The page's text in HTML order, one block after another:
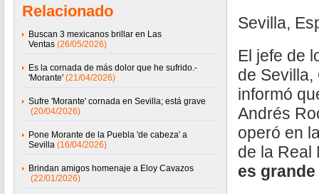
Relacionado
Buscan 3 mexicanos brillar en Las
Ventas (26/05/2026)
Es la cornada de más dolor que he sufrido.-
'Morante' (21/04/2026)
Sufre 'Morante' cornada en Sevilla; está grave
(20/04/2026)
Pone Morante de la Puebla 'de cabeza' a
Sevilla (16/04/2026)
Brindan amigos homenaje a Eloy Cavazos
(22/01/2026)
Sevilla,
El jefe de
de Sevilla,
informó
Andrés
operó en
de la Real
es